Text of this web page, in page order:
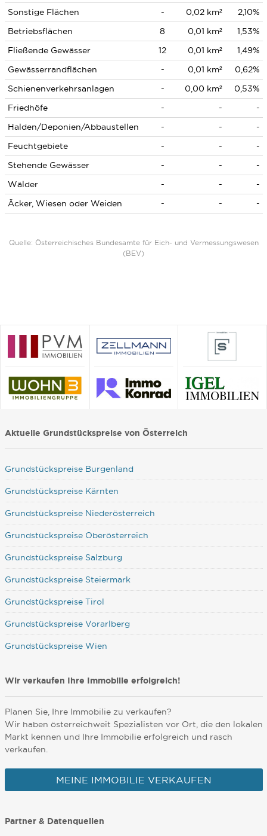
Sonstige Flächen - 0,02 km²
2,10%
Betriebsflächen
8 0,01 km²
1,53%
Fließende Gewässer
12 0,01 km²
1,49%
Gewässerrandflächen
- 0,01 km²
0,62%
Schienenverkehrsanlagen
- 0,00 km²
0,53%
Friedhöfe
- -
-
Halden/Deponien/Abbaustellen
- -
-
Feuchtgebiete
- -
-
Stehende Gewässer
- -
-
Wälder
- -
-
Äcker, Wiesen oder Weiden
- - -
Quelle: Österreichisches Bundesamte für Eich- und Vermessungswesen
(BEV)
Aktuelle Grundstückspreise von Österreich
Grundstückspreise Burgenland
Grundstückspreise Kärnten
Grundstückspreise Niederösterreich
Grundstückspreise Oberösterreich
Grundstückspreise Salzburg
Grundstückspreise Steiermark
Grundstückspreise Tirol
Grundstückspreise Vorarlberg
Grundstückspreise Wien
Wir verkaufen Ihre Immobilie erfolgreich!
Planen Sie, Ihre Immobilie zu verkaufen?
Wir haben österreichweit Spezialisten vor Ort, die den lokalen
Markt kennen und Ihre Immobilie erfolgreich und rasch
verkaufen.
MEINE IMMOBILIE VERKAUFEN
Partner & Datenquellen